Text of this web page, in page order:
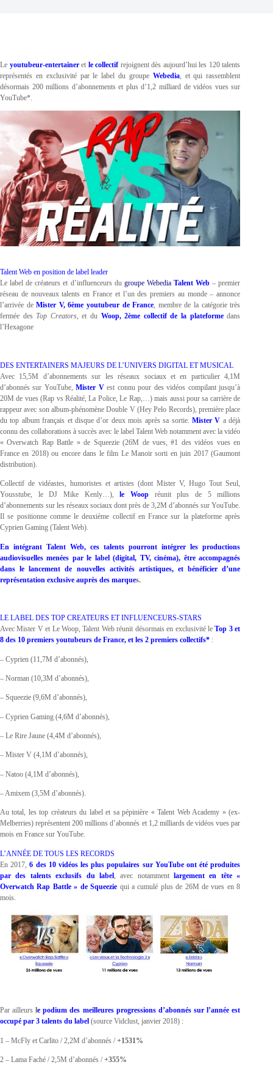
Le youtubeur-entertaineret le collectifrejoignent dès aujourd’hui les 120 talents
représentés en exclusivité par le label du groupe Webedia, et qui rassemblent
désormais 200 millions d’abonnements et plus d’1,2 milliard de vidéos vues sur
YouTube*.
Talent Web en position de label leader
Le label de créateurs et d’influenceurs du groupe Webedia Talent Web – premier
réseau de nouveaux talents en France et l’un des premiers au monde – annonce
l’arrivée deMister V, 6ème youtubeur de France, membre de la catégorie très
fermée des Top Creators, et du Woop, 2ème collectif de la plateforme dans
l’Hexagone
DES ENTERTAINERS MAJEURS DE L’UNIVERS DIGITAL ET MUSICAL
Avec 15,5M d’abonnements sur les réseaux sociaux et en particulier 4,1M
d’abonnés sur YouTube,Mister V est connu pour des vidéos compilant jusqu’à
20M de vues (Rap vs Réalité, La Police, Le Rap,…) mais aussi pour sa carrière de
rappeur avec son album-phénomène Double V (Hey Pelo Records), première place
du top album français et disque d’or deux mois après sa sortie. Mister V a déjà
connu des collaborations à succès avec le label Talent Web notamment avec la vidéo
« Overwatch Rap Battle » de Squeezie (26M de vues, #1 des vidéos vues en
France en 2018) ou encore dans le film Le Manoir sorti en juin 2017 (Gaumont
distribution).
Collectif de vidéastes, humoristes et artistes (dont Mister V, Hugo Tout Seul,
Yousstube, le DJ Mike Kenly…),le Woop
réunit plus de 5 millions
d’abonnements sur les réseaux sociaux dont près de 3,2M d’abonnés sur YouTube.
Il se positionne comme le deuxième collectif en France sur la plateforme après
Cyprien Gaming (Talent Web).
En intégrant Talent Web, ces talents pourront intégrer les productions
audiovisuelles menées par le label (digital, TV, cinéma), être accompagnés
dans le lancement de nouvelles activités artistiques, et bénéficier d’une
représentation exclusive auprès des marques.
LE LABEL DES TOP CREATEURS ET INFLUENCEURS-STARS
Avec Mister V et Le Woop, Talent Web réunit désormais en exclusivité leTop 3 et
8 des 10 premiers youtubeurs de France, et les 2 premiers collectifs* :
– Cyprien (11,7M d’abonnés),
– Norman (10,3M d’abonnés),
– Squeezie (9,6M d’abonnés),
– Cyprien Gaming (4,6M d’abonnés),
– Le Rire Jaune (4,4M d’abonnés),
– Mister V (4,1M d’abonnés),
– Natoo (4,1M d’abonnés),
– Amixem (3,5M d’abonnés).
Au total, les top créateurs du label et sa pépinière « Talent Web Academy » (ex-
Melberries) représentent 200 millions d’abonnés et 1,2 milliards de vidéos vues par
mois en France sur YouTube.
L’ANNÉE DE TOUS LES RECORDS
En 2017,6 des 10 vidéos les plus populaires sur YouTube ont été produites
par des talents exclusifs du label, avec notammentlargement en tête «
Overwatch Rap Battle » de Squeezie qui a cumulé plus de 26M de vues en 8
mois.
Par ailleursle podium des meilleures progressions d’abonnés sur l’année est
occupé par 3 talents du label (source Vidclust, janvier 2018) :
1 – McFly et Carlito / 2,2M d’abonnés /+1531%
2 – Lama Faché / 2,5M d’abonnés /+355%